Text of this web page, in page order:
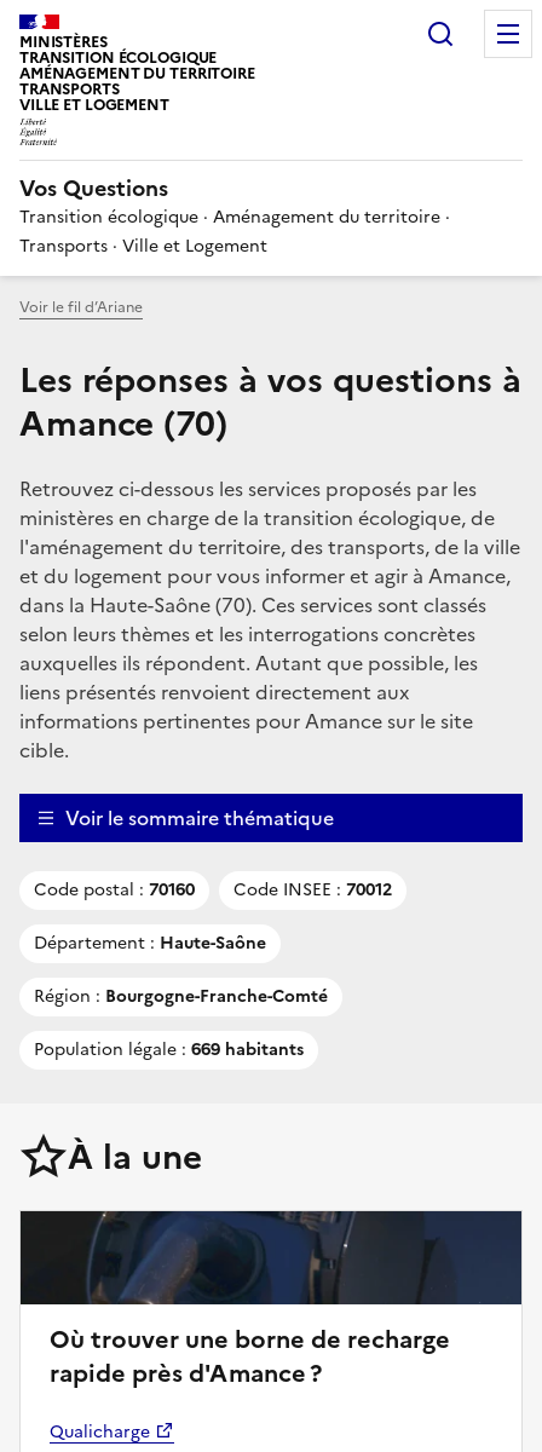
MINISTÈRES
TRANSITION ÉCOLOGIQUE
AMÉNAGEMENT DU TERRITOIRE
TRANSPORTS
VILLE ET LOGEMENT
Vos Questions
Transition écologique · Aménagement du territoire ·
Transports · Ville et Logement
Voir le fil d’Ariane
Les réponses à vos questions à
Amance (70)
Retrouvez ci-dessous les services proposés par les
ministères en charge de la transition écologique, de
l'aménagement du territoire, des transports, de la ville
et du logement pour vous informer et agir à Amance,
dans la Haute-Saône (70). Ces services sont classés
selon leurs thèmes et les interrogations concrètes
auxquelles ils répondent. Autant que possible, les
liens présentés renvoient directement aux
informations pertinentes pour Amance sur le site
cible.
Voir le sommaire thématique
Code postal : 70160 Code INSEE : 70012
Département : Haute-Saône
Région : Bourgogne-Franche-Comté
Population légale : 669 habitants
À la une
Où trouver une borne de recharge
rapide près d'Amance ?
Qualicharge